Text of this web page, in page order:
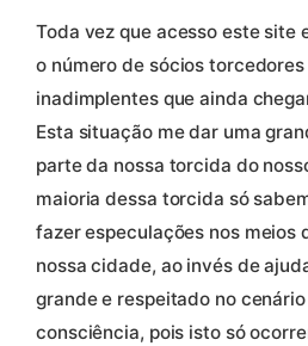
Toda vez que acesso este site
o número de sócios
inadimplentes que ainda
Esta situação me dar uma
parte da nossa torcida do
maioria dessa torcida só
fazer especulações nos meios
nossa cidade, ao invés de
grande e respeitado no
consciência, pois isto só